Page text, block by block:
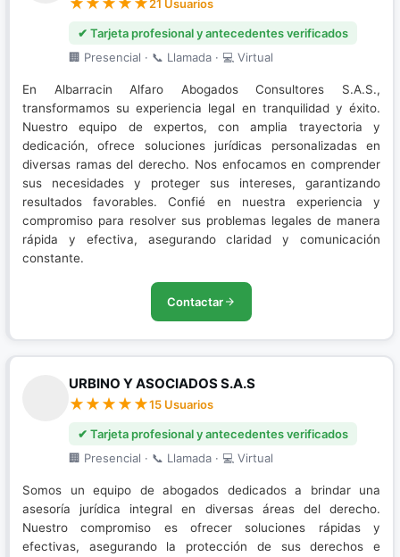
21 Usuarios
✔ Tarjeta profesional y antecedentes verificados
🏢 Presencial · 📞 Llamada · 💻 Virtual
En Albarracin Alfaro Abogados Consultores S.A.S.,
transformamos su experiencia legal en tranquilidad y éxito.
Nuestro equipo de expertos, con amplia trayectoria y
dedicación, ofrece soluciones jurídicas personalizadas en
diversas ramas del derecho. Nos enfocamos en comprender
sus necesidades y proteger sus intereses, garantizando
resultados favorables. Confié en nuestra experiencia y
compromiso para resolver sus problemas legales de manera
rápida y efectiva, asegurando claridad y comunicación
constante.
Contactar
URBINO Y ASOCIADOS S.A.S
15 Usuarios
✔ Tarjeta profesional y antecedentes verificados
🏢 Presencial · 📞 Llamada · 💻 Virtual
Somos un equipo de abogados dedicados a brindar una
asesoría jurídica integral en diversas áreas del derecho.
Nuestro compromiso es ofrecer soluciones rápidas y
efectivas, asegurando la protección de sus derechos e